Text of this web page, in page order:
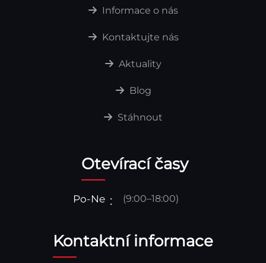
Informace o nás
Kontaktujte nás
Aktuality
Blog
Stáhnout
Otevírací časy
Po-Ne (9:00–18:00)
Kontaktní informace